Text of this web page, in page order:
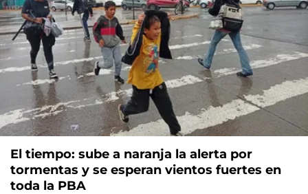
El tiempo: sube a naranja la alerta por
tormentas y se esperan vientos fuertes en
toda la PBA